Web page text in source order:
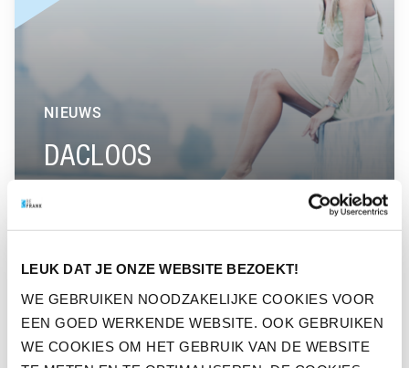
LEUK DAT JE ONZE WEBSITE BEZOEKT!
WE GEBRUIKEN NOODZAKELIJKE COOKIES VOOR
EEN GOED WERKENDE WEBSITE. OOK GEBRUIKEN
WE COOKIES OM HET GEBRUIK VAN DE WEBSITE
DACLOOS
NIEUWS
GA NAAR “BINCKBANK KIEST VOOR PENSIOEN BIJ PPI”